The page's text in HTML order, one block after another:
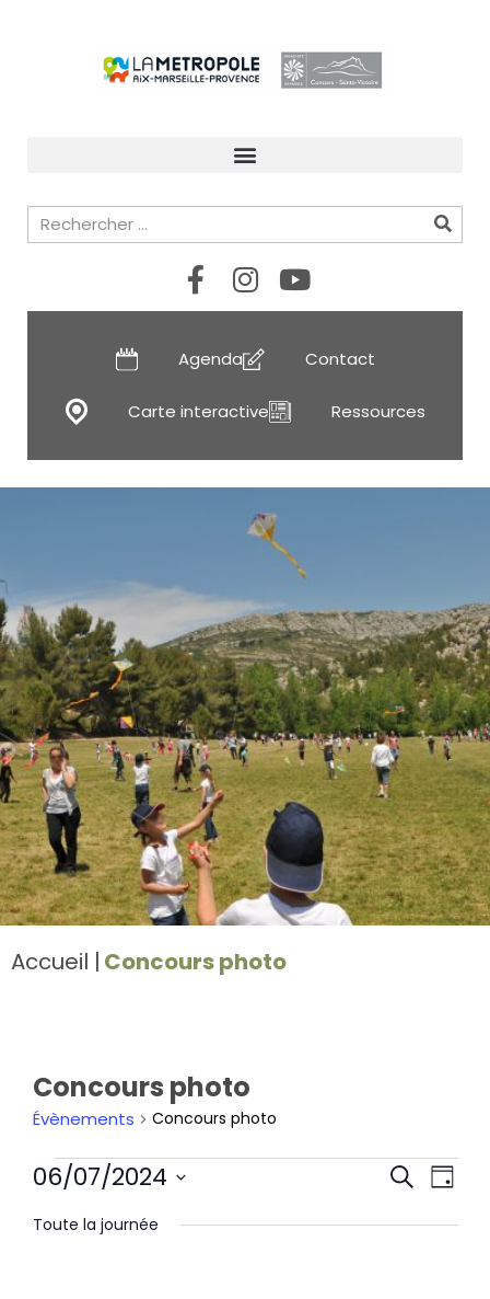
Agenda Contact
Carte interactive Ressources
Accueil Concours photo
Concours photo
Évènements Concours photo
et
de
Recherche
de
Jour
06/07/2024
une
Toute la journée